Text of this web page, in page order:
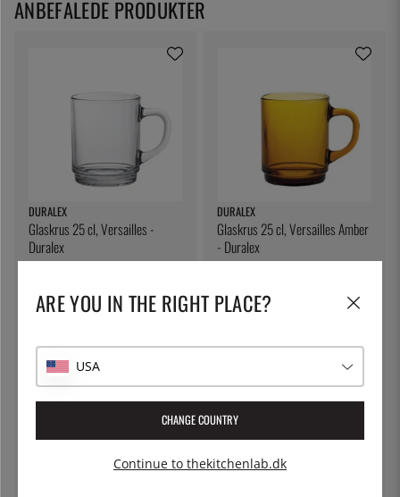
DURALEX
Glaskrus 25 cl, Versailles -
Duralex
DURALEX
Glaskrus 25 cl, Versailles Amber
- Duralex
ANBEFALEDE PRODUKTER
ARE YOU IN THE RIGHT PLACE?
USA
CHANGE COUNTRY
Continue to thekitchenlab.dk